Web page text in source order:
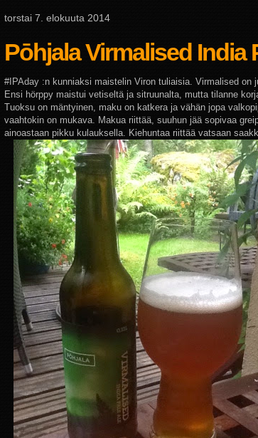
torstai 7. elokuuta 2014
Pōhjala Virmalised India
#IPAday :n kunniaksi maistelin Viron tuliaisia. Virmalised on
Ensi hörppy maistui vetiseltä ja sitruunalta, mutta tilanne
Tuoksu on mäntyinen, maku on katkera ja vähän jopa
vaahtokin on mukava. Makua riittää, suuhun jää sopivaa
ainoastaan pikku kulauksella. Kiehuntaa riittää vatsaan